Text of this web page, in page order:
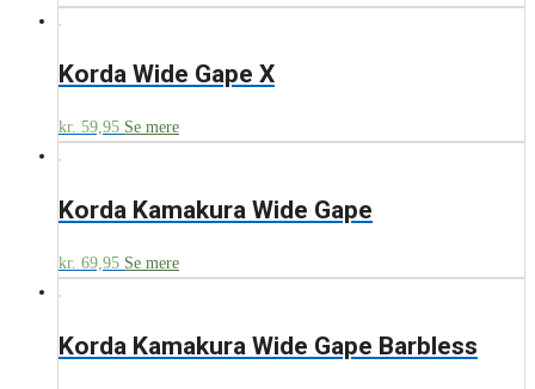
Korda Wide Gape X
kr. 59,95 Se mere
Korda Kamakura Wide Gape
kr. 69,95 Se mere
Korda Kamakura Wide Gape Barbless